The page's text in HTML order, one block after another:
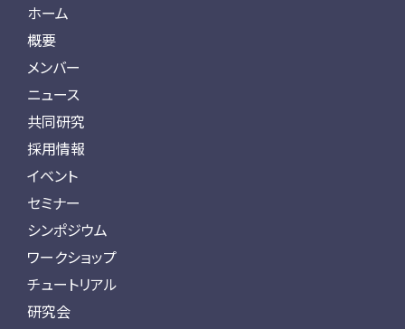
ホーム
概要
メンバー
ニュース
共同研究
採用情報
イベント
セミナー
シンポジウム
ワークショップ
チュートリアル
研究会